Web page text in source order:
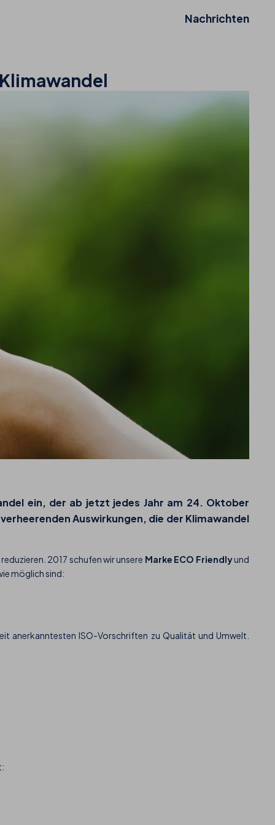
Nachrichten
ein, der ab jetzt jedes Jahr am 24. Oktober
Auswirkungen, die der Klimawandel
2017 schufen wir unsere Marke ECO Friendlyund
möglich sind:
anerkanntesten ISO-Vorschriften zu Qualität und Umwelt.